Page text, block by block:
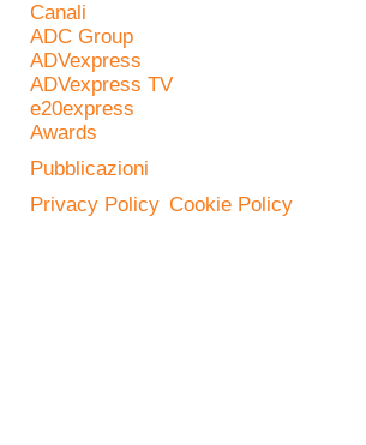
Canali
ADC Group
ADVexpress
ADVexpress TV
e20express
Awards
Pubblicazioni
Privacy Policy Cookie Policy